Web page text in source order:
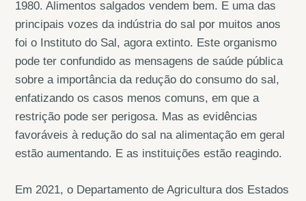
1980. Alimentos salgados vendem bem. E uma das
principais vozes da indústria do sal por muitos anos
foi o Instituto do Sal, agora extinto. Este organismo
pode ter confundido as mensagens de saúde pública
sobre a importância da redução do consumo do sal,
enfatizando os casos menos comuns, em que a
restrição pode ser perigosa. Mas as evidências
favoráveis à redução do sal na alimentação em geral
estão aumentando. E as instituições estão reagindo.
Em 2021, o Departamento de Agricultura dos Estados